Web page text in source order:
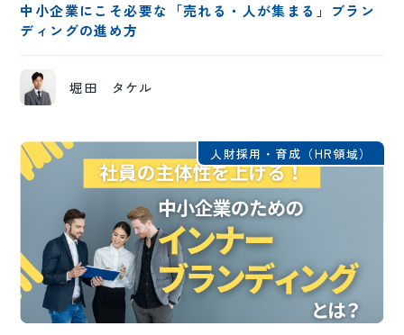
中小企業にこそ必要な「売れる・人が集まる」ブラン
ディングの進め方
堀田 タケル
人財採用・育成（HR領域）